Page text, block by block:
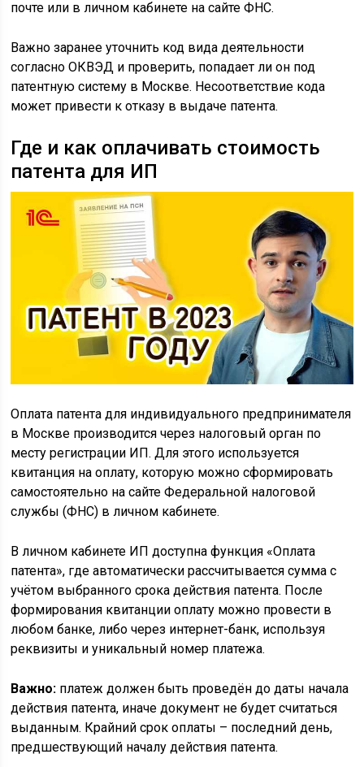
почте или в личном кабинете на сайте ФНС.
Важно заранее уточнить код вида деятельности
согласно ОКВЭД и проверить, попадает ли он под
патентную систему в Москве. Несоответствие кода
может привести к отказу в выдаче патента.
Где и как оплачивать стоимость
патента для ИП
Оплата патента для индивидуального предпринимателя
в Москве производится через налоговый орган по
месту регистрации ИП. Для этого используется
квитанция на оплату, которую можно сформировать
самостоятельно на сайте Федеральной налоговой
службы (ФНС) в личном кабинете.
В личном кабинете ИП доступна функция «Оплата
патента», где автоматически рассчитывается сумма с
учётом выбранного срока действия патента. После
формирования квитанции оплату можно провести в
любом банке, либо через интернет-банк, используя
реквизиты и уникальный номер платежа.
Важно: платеж должен быть проведён до даты начала
действия патента, иначе документ не будет считаться
выданным. Крайний срок оплаты – последний день,
предшествующий началу действия патента.